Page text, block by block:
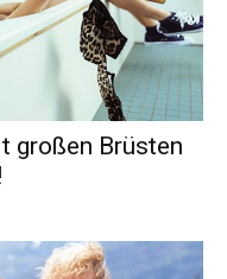
großen Brüsten